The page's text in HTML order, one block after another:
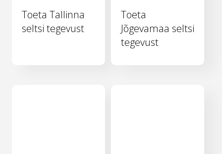
Toeta Tallinna
seltsi tegevust
Toeta
Jõgevamaa seltsi
tegevust